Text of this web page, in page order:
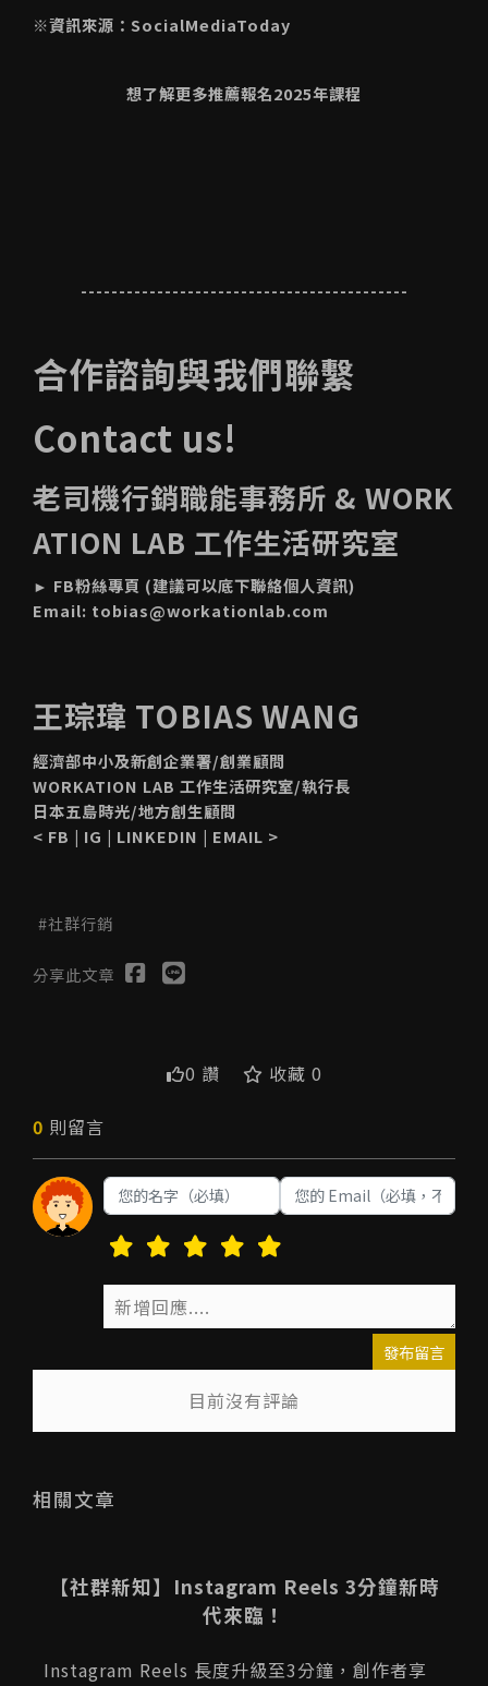
※資訊來源：SocialMediaToday
想了解更多推薦報名2025年課程
-------------------------------------------
合作諮詢與我們聯繫
Contact us!
老司機行銷職能事務所 & WORK
ATION LAB 工作生活研究室
► FB粉絲專頁 (建議可以底下聯絡個人資訊)
Email: tobias@workationlab.com
王琮瑋 TOBIAS WANG
經濟部中小及新創企業署/創業顧問
WORKATION LAB 工作生活研究室/執行長
日本五島時光/地方創生顧問
< FB | IG | LINKEDIN | EMAIL >
社群行銷
分享此文章
0 讚 收藏 0
0 則留言
發布留言
目前沒有評論
相關文章
【社群新知】Instagram Reels 3分鐘新時
代來臨！
Instagram Reels 長度升級至3分鐘，創作者享